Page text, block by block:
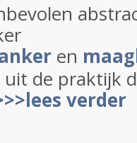
en
de praktijk
verder